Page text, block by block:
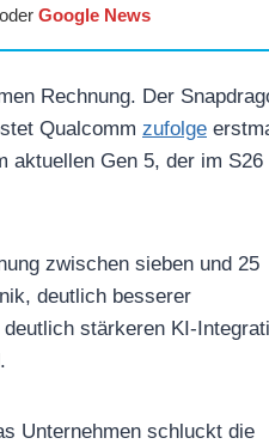
Google News
Rechnung. Der
Qualcomm zufolge
aktuellen Gen 5, der im S26
zwischen sieben und 25
deutlich besserer
stärkeren KI-
Unternehmen schluckt die